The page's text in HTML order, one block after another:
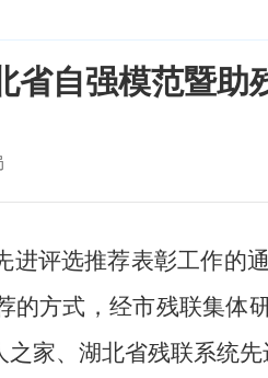
省自强模范暨助
评选推荐表彰工作的通
的方式， 经市残联集体
家、湖北省残联系统